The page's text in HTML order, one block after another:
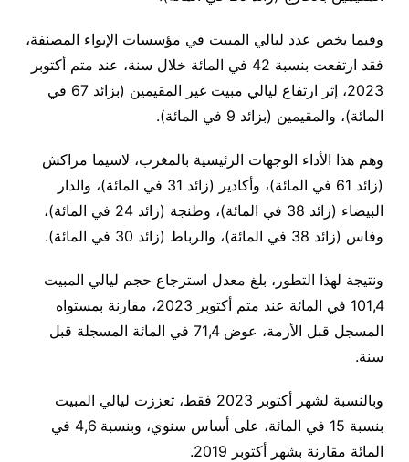
وفيما يخص عدد ليالي المبيت في مؤسسات الإيواء المصنفة،
فقد ارتفعت بنسبة 42 في المائة خلال سنة، عند متم أكتوبر
2023، إثر ارتفاع ليالي مبيت غير المقيمين (بزائد 67 في
المائة)، والمقيمين (بزائد 9 في المائة).
وهم هذا الأداء الوجهات الرئيسية بالمغرب، لاسيما مراكش
(زائد 61 في المائة)، وأكادير (زائد 31 في المائة)، والدار
البيضاء (زائد 38 في المائة)، وطنجة (زائد 24 في المائة)،
وفاس (زائد 38 في المائة)، والرباط (زائد 30 في المائة).
ونتيجة لهذا التطور، بلغ معدل استرجاع حجم ليالي المبيت
101,4 في المائة عند متم أكتوبر 2023، مقارنة بمستواه
المسجل قبل الأزمة، عوض 71,4 في المائة المسجلة قبل
سنة.
وبالنسبة لشهر أكتوبر 2023 فقط، تعززت ليالي المبيت
بنسبة 15 في المائة، على أساس سنوي، وبنسبة 4,6 في
المائة مقارنة بشهر أكتوبر 2019.